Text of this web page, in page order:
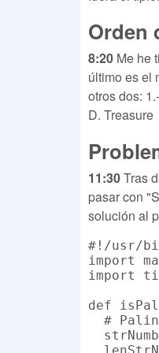
Orden
8:20 Me he
último es el
otros dos:
D. Treasure
11:30Tras
pasar con
solución al
#!/usr/
import
import
def
#